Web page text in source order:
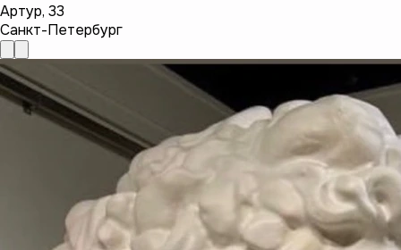
Артур, 33
Санкт-Петербург